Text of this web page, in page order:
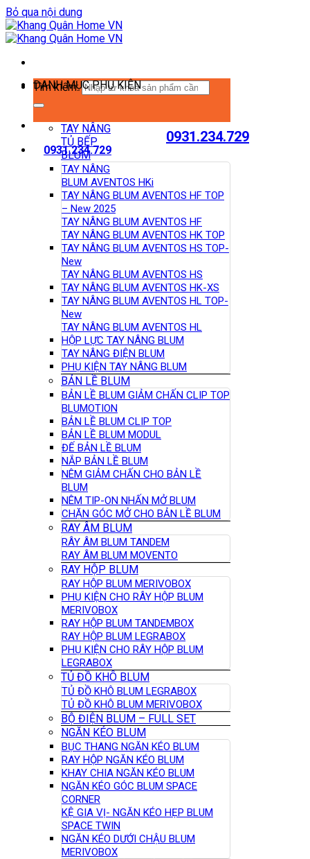
Bỏ qua nội dung
Tìm kiếm:
0931.234.729
0931.234.729
DANH MỤC PHỤ KIỆN
TAY NÂNG
TỦ BẾP
BLUM
TAY NÂNG
BLUM AVENTOS HKi
TAY NÂNG BLUM AVENTOS HF TOP
– New 2025
TAY NÂNG BLUM AVENTOS HF
TAY NÂNG BLUM AVENTOS HK TOP
TAY NÂNG BLUM AVENTOS HS TOP-
New
TAY NÂNG BLUM AVENTOS HS
TAY NÂNG BLUM AVENTOS HK-XS
TAY NÂNG BLUM AVENTOS HL TOP-
New
TAY NÂNG BLUM AVENTOS HL
HỘP LỰC TAY NÂNG BLUM
TAY NÂNG ĐIỆN BLUM
PHỤ KIỆN TAY NÂNG BLUM
BẢN LỀ BLUM
BẢN LỀ BLUM GIẢM CHẤN CLIP TOP
BLUMOTION
BẢN LỀ BLUM CLIP TOP
BẢN LỀ BLUM MODUL
ĐẾ BẢN LỀ BLUM
NẮP BẢN LỀ BLUM
NÊM GIẢM CHẤN CHO BẢN LỀ
BLUM
NÊM TIP-ON NHẤN MỞ BLUM
CHẶN GÓC MỞ CHO BẢN LỀ BLUM
RAY ÂM BLUM
RÂY ÂM BLUM TANDEM
RAY ÂM BLUM MOVENTO
RAY HỘP BLUM
RAY HỘP BLUM MERIVOBOX
PHỤ KIỆN CHO RÂY HỘP BLUM
MERIVOBOX
RAY HỘP BLUM TANDEMBOX
RAY HỘP BLUM LEGRABOX
PHỤ KIỆN CHO RÂY HỘP BLUM
LEGRABOX
TỦ ĐỒ KHÔ BLUM
TỦ ĐỒ KHÔ BLUM LEGRABOX
TỦ ĐỒ KHÔ BLUM MERIVOBOX
BỘ ĐIỆN BLUM – FULL SET
NGĂN KÉO BLUM
BỤC THANG NGĂN KÉO BLUM
RAY HỘP NGĂN KÉO BLUM
KHAY CHIA NGĂN KÉO BLUM
NGĂN KÉO GÓC BLUM SPACE
CORNER
KỆ GIA VỊ- NGĂN KÉO HẸP BLUM
SPACE TWIN
NGĂN KÉO DƯỚI CHẬU BLUM
MERIVOBOX